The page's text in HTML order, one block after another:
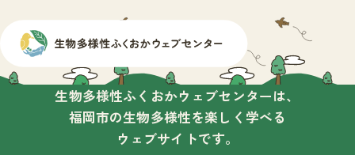
生物多様性ふくおかウェブセンターは、
福岡市の生物多様性を楽しく学べる
ウェブサイトです。